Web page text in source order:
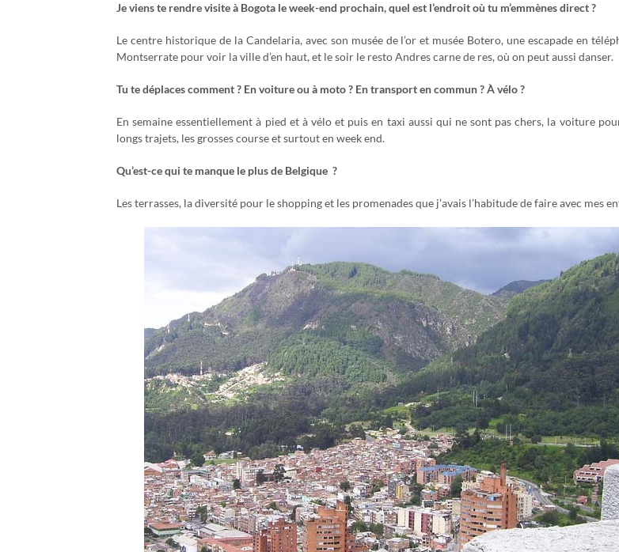
Je viens te rendre visite à Bogota le week-end prochain, quel est l’endroit où tu m’emmènes direct ?
Le centre historique de la Candelaria, avec son musée de l’or et musée Botero, une escapade en
Montserrate pour voir la ville d’en haut, et le soir le resto Andres carne de res, où on peut aussi danser.
Tu te déplaces comment ? En voiture ou à moto ? En transport en commun ? À vélo ?
En semaine essentiellement à pied et à vélo et puis en taxi aussi qui ne sont pas chers, la voiture
longs trajets, les grosses course et surtout en week end.
Qu’est-ce qui te manque le plus de Belgique ?
Les terrasses, la diversité pour le shopping et les promenades que j’avais l’habitude de faire avec mes